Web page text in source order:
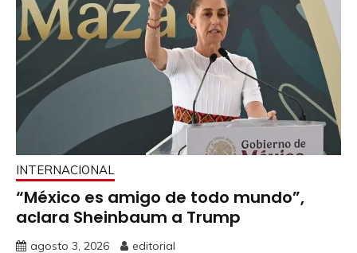
INTERNACIONAL
“México es amigo de todo mundo”,
aclara Sheinbaum a Trump
agosto 3, 2026 editorial